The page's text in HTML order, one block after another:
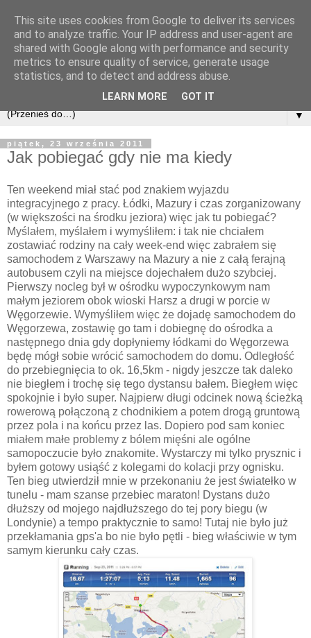
▼
piątek, 23 września 2011
Jak pobiegać gdy nie ma kiedy
Ten weekend miał stać pod znakiem wyjazdu
integracyjnego z pracy. Łódki, Mazury i czas zorganizowany
(w większości na środku jeziora) więc jak tu pobiegać?
Myślałem, myślałem i wymyśliłem: i tak nie chciałem
zostawiać rodziny na cały week-end więc zabrałem się
samochodem z Warszawy na Mazury a nie z całą ferajną
autobusem czyli na miejsce dojechałem dużo szybciej.
Pierwszy nocleg był w ośrodku wypoczynkowym nam
małym jeziorem obok wioski Harsz a drugi w porcie w
Węgorzewie. Wymyśliłem więc że dojadę samochodem do
Węgorzewa, zostawię go tam i dobiegnę do ośrodka a
następnego dnia gdy dopłyniemy łódkami do Węgorzewa
będę mógł sobie wrócić samochodem do domu. Odległość
do przebiegnięcia to ok. 16,5km - nigdy jeszcze tak daleko
nie biegłem i trochę się tego dystansu bałem. Biegłem więc
spokojnie i było super. Najpierw długi odcinek nową ścieżką
rowerową połączoną z chodnikiem a potem drogą gruntową
przez pola i na końcu przez las. Dopiero pod sam koniec
miałem małe problemy z bólem mięśni ale ogólne
samopoczucie było znakomite. Wystarczy mi tylko prysznic i
byłem gotowy usiąść z kolegami do kolacji przy ognisku.
Ten bieg utwierdził mnie w przekonaniu że jest światełko w
tunelu - mam szanse przebiec maraton! Dystans dużo
dłuższy od mojego najdłuższego do tej pory biegu (w
Londynie) a tempo praktycznie to samo! Tutaj nie było już
przekłamania gps'a bo nie było pętli - bieg właściwie w tym
samym kierunku cały czas.
This site uses cookies from Google to deliver its services
and to analyze traffic. Your IP address and user-agent are
shared with Google along with performance and security
metrics to ensure quality of service, generate usage
statistics, and to detect and address abuse.
LEARN MORE GOT IT